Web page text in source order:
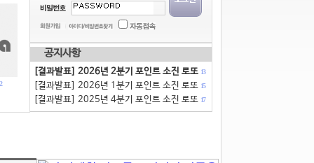
2
공지사항
[결과발표] 2026년 2분기 포인트 소진 로또 13
[결과발표] 2026년 1분기 포인트 소진 로또 15
[결과발표] 2025년 4분기 포인트 소진 로또 17